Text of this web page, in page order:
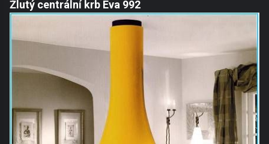
Žlutý centrální krb Eva 992